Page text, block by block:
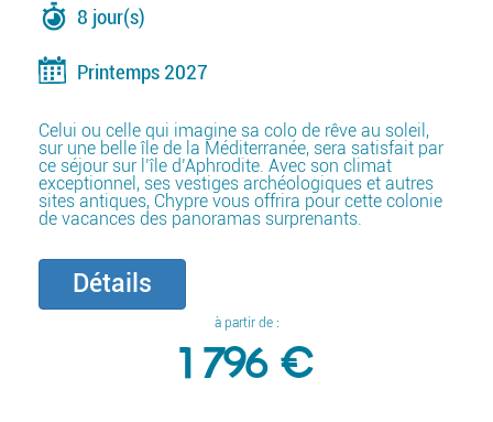
8 jour(s)
Printemps 2027
Celui ou celle qui imagine sa colo de rêve au soleil,
sur une belle île de la Méditerranée, sera satisfait par
ce séjour sur l’île d’Aphrodite. Avec son climat
exceptionnel, ses vestiges archéologiques et autres
sites antiques, Chypre vous offrira pour cette colonie
de vacances des panoramas surprenants.
Détails
à partir de :
1 796 €